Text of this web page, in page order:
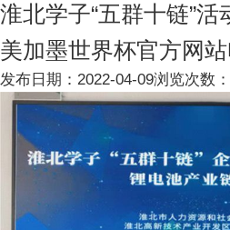
淮北学子“五群十链”
美加墨世界杯官方网
发布日期：2022-04-09浏览次数